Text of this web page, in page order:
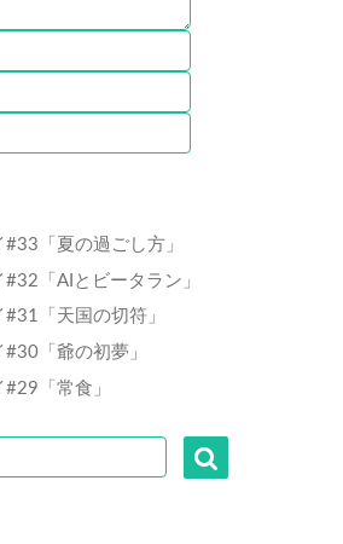
「夏の過ごし方」
「AIとビータラン」
「天国の切符」
「爺の初夢」
「常食」